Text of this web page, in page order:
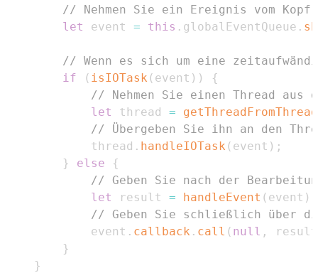
// Nehmen Sie ein Ereignis vom Kopf
let
event = this . globalEventQueue .
// Wenn es sich um eine
if
( isIOTask ( event ) )
{
// Nehmen Sie einen Thread aus
let
thread =
// Übergeben Sie ihn an den
            thread
. handleIOTask ( event ) ;
}
else
{
// Geben Sie nach der
let
result = handleEvent ( event )
// Geben Sie schließlich über
            event
. callback . call ( null ,
result
}
}